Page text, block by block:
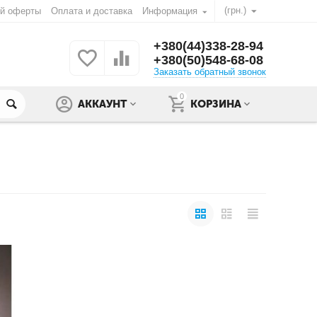
(грн.)
оферты Оплата и доставка Информация
+380(44)338-28-94
+380(50)548-68-08
Заказать обратный звонок
0
КОРЗИНА
АККАУНТ